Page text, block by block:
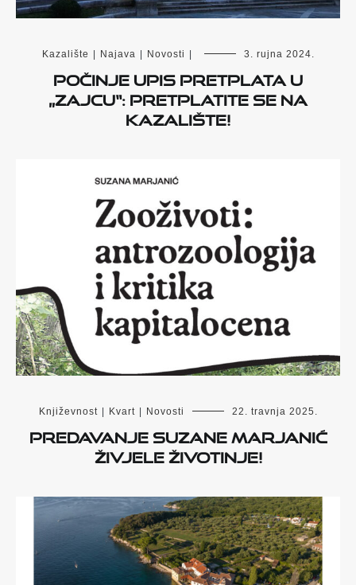
Kazalište | Najava | Novosti | 3. rujna 2024.
POČINJE UPIS PRETPLATA U
„ZAJCU“: PRETPLATITE SE NA
KAZALIŠTE!
Književnost | Kvart | Novosti 22. travnja 2025.
Predavanje Suzane Marjanić
Živjele životinje!